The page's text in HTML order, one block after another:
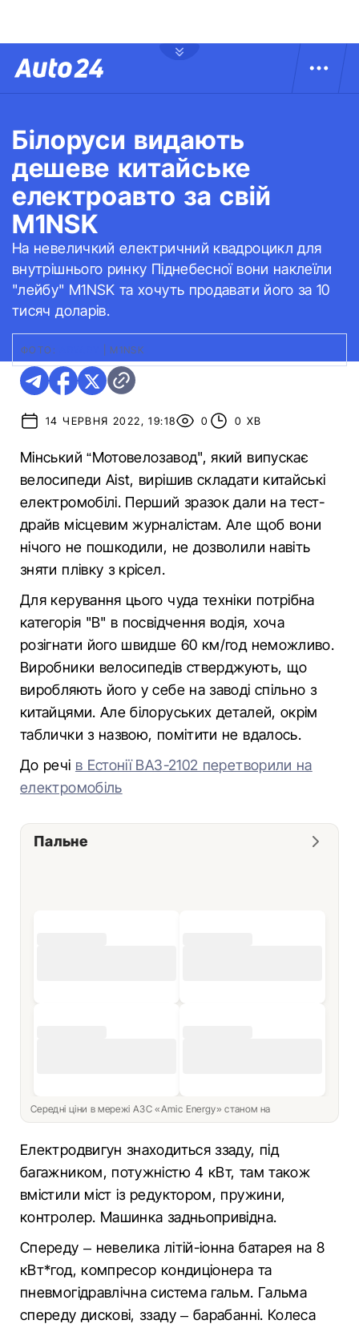
Білоруси видають
дешеве китайське
електроавто за свій
M1NSK
На невеличкий електричний квадроцикл для
внутрішнього ринку Піднебесної вони наклеїли
"лейбу" M1NSK та хочуть продавати його за 10
тисяч доларів.
ФОТО: M1NSK
14 ЧЕРВНЯ 2022, 19:18 0 0 ХВ
Мінський “Мотовелозавод", який випускає
велосипеди Aist, вирішив складати китайські
електромобілі. Перший зразок дали на тест-
драйв місцевим журналістам. Але щоб вони
нічого не пошкодили, не дозволили навіть
зняти плівку з крісел.
Для керування цього чуда техніки потрібна
категорія "В" в посвідчення водія, хоча
розігнати його швидше 60 км/год неможливо.
Виробники велосипедів стверджують, що
виробляють його у себе на заводі спільно з
китайцями. Але білоруських деталей, окрім
таблички з назвою, помітити не вдалось.
До речі в Естонії ВАЗ-2102 перетворили на
електромобіль
Пальне
Середні ціни в мережі АЗС «Amic Energy» станом на
Електродвигун знаходиться ззаду, під
багажником, потужністю 4 кВт, там також
вмістили міст із редуктором, пружини,
контролер. Машинка задньопривідна.
Спереду – невелика літій-іонна батарея на 8
кВт*год, компресор кондиціонера та
пневмогідравлічна система гальм. Гальма
спереду дискові, ззаду – барабанні. Колеса